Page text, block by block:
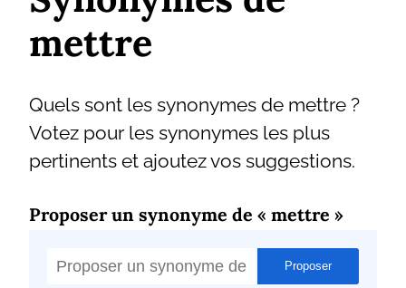
mettre
Quels sont les synonymes de mettre ?
Votez pour les synonymes les plus
pertinents et ajoutez vos suggestions.
Proposer un synonyme de « mettre »